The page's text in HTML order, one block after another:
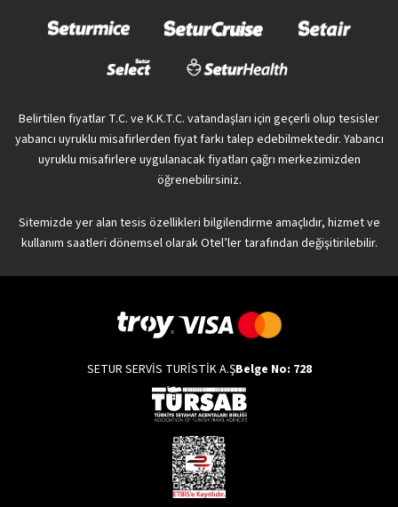
Belirtilen fiyatlar T.C. ve K.K.T.C. vatandaşları için geçerli olup tesisler
yabancı uyruklu misafirlerden fiyat farkı talep edebilmektedir. Yabancı
uyruklu misafirlere uygulanacak fiyatları çağrı merkezimizden
öğrenebilirsiniz.
Sitemizde yer alan tesis özellikleri bilgilendirme amaçlıdır, hizmet ve
kullanım saatleri dönemsel olarak Otel’ler tarafından değişitirilebilir.
SETUR SERVİS TURİSTİK A.ŞBelge No: 728